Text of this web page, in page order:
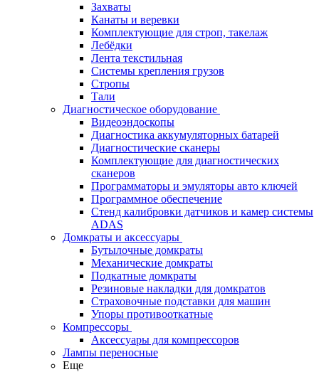
Захваты
Канаты и веревки
Комплектующие для строп, такелаж
Лебёдки
Лента текстильная
Системы крепления грузов
Стропы
Тали
Диагностическое оборудование
Видеоэндоскопы
Диагностика аккумуляторных батарей
Диагностические сканеры
Комплектующие для диагностических
сканеров
Программаторы и эмуляторы авто ключей
Программное обеспечение
Стенд калибровки датчиков и камер системы
ADAS
Домкраты и аксессуары
Бутылочные домкраты
Механические домкраты
Подкатные домкраты
Резиновые накладки для домкратов
Страховочные подставки для машин
Упоры противооткатные
Компрессоры
Аксессуары для компрессоров
Лампы переносные
Еще